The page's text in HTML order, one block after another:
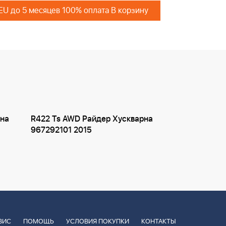
до 5 месяцев 100% оплата В корзину
R422 Ts AWD Райдер Хускварна
967292101 2015
ПОМОЩЬ УСЛОВИЯ ПОКУПКИ КОНТАКТЫ